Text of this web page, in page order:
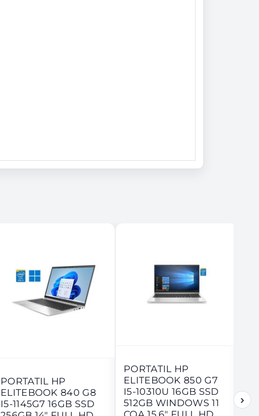
PORTATIL HP
ELITEBOOK 840 G8
I5-1145G7 16GB SSD
PORTATIL HP
ELITEBOOK 850 G7
I5-10310U 16GB SSD
512GB WINDOWS 11
›